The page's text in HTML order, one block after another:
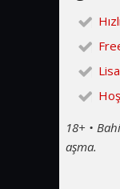
18+ •
aşma.